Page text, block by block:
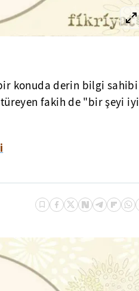
konuda derin bilgi sahibi
fakih de "bir şeyi iyi